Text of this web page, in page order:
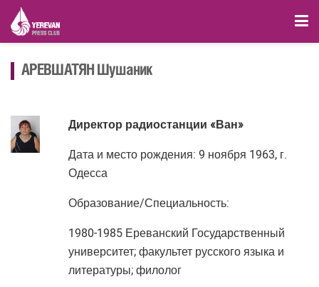
АРЕВШАТЯН Шушаник
Директор радиостанции «Ван»
Дата и место рождения: 9 ноября 1963, г.
Одесса
Образование/Специальность:
1980-1985 Ереванский Государственный
университет; факультет русского языка и
литературы; филолог